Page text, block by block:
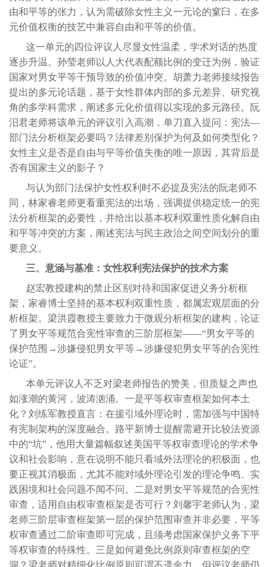
由和平等的张力，认为需破除女性主义一元论的窠臼，在多
元价值权衡的技艺中兼容自由和平等的价值。
这一单元的四位评议人尽显女性温柔，学术对话的热度
逐步升温。孙莹老师以人大代表配额比例的变迁为例，验证
国家对男女平等干预导致的价值冲突。胡萧力老师接续报告
提出的多元论话题，基于女性群体内部的多元差异、研究视
角的多学科需求，阐述多元化价值得以实现的多元路径。阮
汨君老师将该单元的评议引入高潮，单刀直入提问：宪法—
部门法分析框架必要吗？法律差别保护为何及如何类型化？
女性主义是否是自由与平等价值失衡的唯一原因，其背后是
否有国家主义的影子？
与认为部门法保护女性权利时不必提及宪法的阮老师不
同，林家睿老师更看重宪法的出场，强调提供稳定统一的宪
法分析框架的必要性，并给出以基本权利双重性质化解自由
和平等冲突的方案，阐述宪法与民主政治之间空间划分的重
要意义。
三、意涵与基准：女性权利宪法保护的技术方案
赵宏教授建构的禁止区别对待和国家促进义务分析框
架，家睿博士坚持的基本权利双重性质，都属宏观层面的分
析框架。梁洪霞教授主要致力于微观分析框架的建构，论证
了男女平等规范合宪性审查的三阶层框架——“男女平等的
保护范围→涉嫌侵犯男女平等→涉嫌侵犯男女平等的合宪性
论证”。
本单元评议人不乏对梁老师报告的赞美，但质疑之声也
如涨潮的黄河，波涛汹涌。一是平等权审查框架如何本土
化？刘练军教授直言：在援引域外理论时，需加强与中国特
有宪制架构的深度融合。路平新博士提醒需避开比较法资源
中的“坑”，他用大量篇幅叙述美国平等权审查理论的学术争
议和社会影响，意在说明不能只看域外法理论的积极面，也
要正视其消极面，尤其不能对域外理论引发的理论争鸣、实
践困境和社会问题不闻不问。二是对男女平等规范的合宪性
审查，适用自由权审查框架是否可行？刘馨宇老师认为，梁
老师三阶层审查框架第一层的保护范围审查并非必要，平等
权审查通过二阶审查即可完成，且须考虑国家保护义务下平
等权审查的特殊性。三是如何避免比例原则审查框架的空
洞？梁老师对精细化比例原则可谓不遗余力，但评议老师仍